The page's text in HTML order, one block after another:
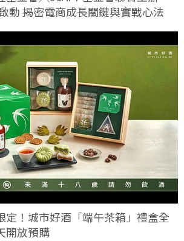
動 揭密電商成長關鍵與實戰心法
定！城市好酒「端午茶箱」禮盒全
開放預購